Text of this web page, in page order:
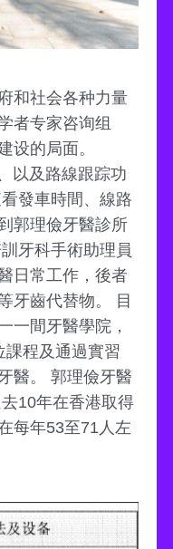
和社会各种力量
者专家咨询组
设的局面。
以及路線跟踪功
發車時間、線路
郭理儉牙醫診所
牙科手術助理員
日常工作，後者
牙齒代替物。 目
一間牙醫學院，
課程及通過實習
醫。 郭理儉牙醫
10年在香港取得
每年53至71人左